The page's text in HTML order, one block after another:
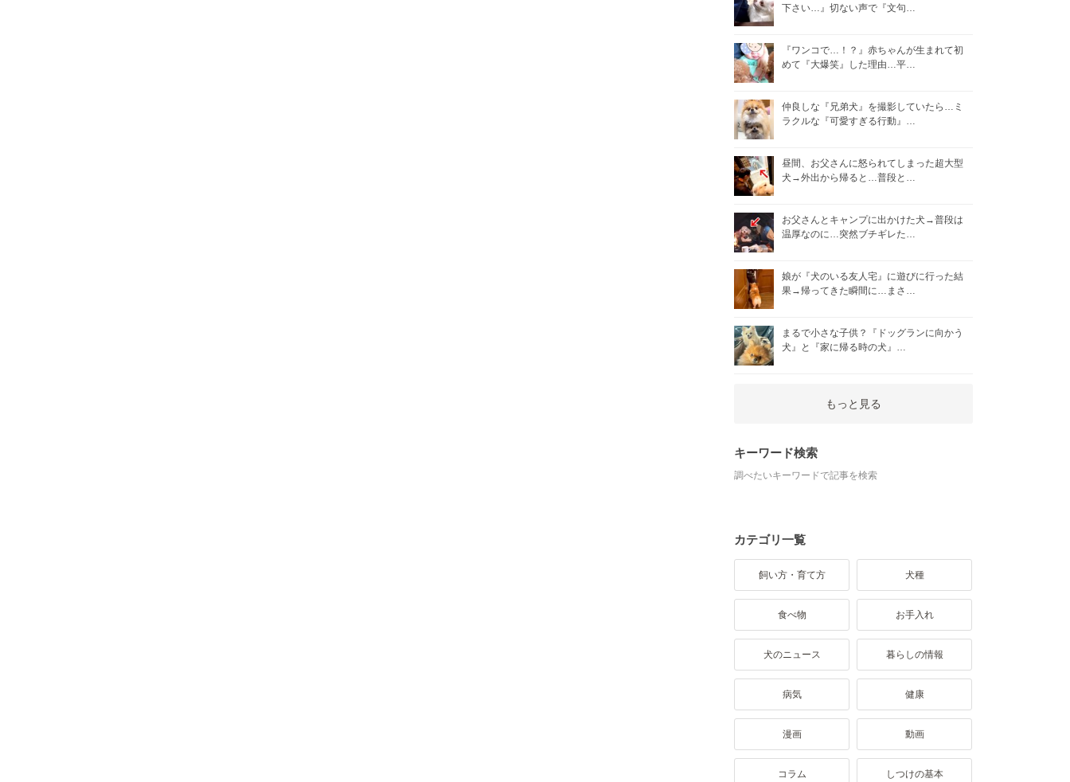
下さい…』切ない声で『文句…
『ワンコで…！？』赤ちゃんが生まれて初
めて『大爆笑』した理由…平…
仲良しな『兄弟犬』を撮影していたら…ミ
ラクルな『可愛すぎる行動』…
昼間、お父さんに怒られてしまった超大型
犬→外出から帰ると…普段と…
お父さんとキャンプに出かけた犬→普段は
温厚なのに…突然ブチギレた…
娘が『犬のいる友人宅』に遊びに行った結
果→帰ってきた瞬間に…まさ…
まるで小さな子供？『ドッグランに向かう
犬』と『家に帰る時の犬』…
もっと見る
キーワード検索
調べたいキーワードで記事を検索
カテゴリ一覧
飼い方・育て方 犬種
食べ物 お手入れ
犬のニュース 暮らしの情報
病気 健康
漫画 動画
コラム しつけの基本